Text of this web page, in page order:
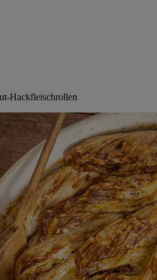
Hackfleischrollen